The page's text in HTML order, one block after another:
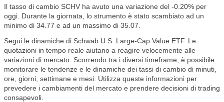
Il tasso di cambio SCHV ha avuto una variazione del -0.20% per
oggi. Durante la giornata, lo strumento è stato scambiato ad un
minimo di 34.77 e ad un massimo di 35.07.
Segui le dinamiche di Schwab U.S. Large-Cap Value ETF. Le
quotazioni in tempo reale aiutano a reagire velocemente alle
variazioni di mercato. Scorrendo tra i diversi timeframe, è possibile
monitorare le tendenze e le dinamiche dei tassi di cambio di minuti,
ore, giorni, settimane e mesi. Utilizza queste informazioni per
prevedere i cambiamenti del mercato e prendere decisioni di trading
consapevoli.